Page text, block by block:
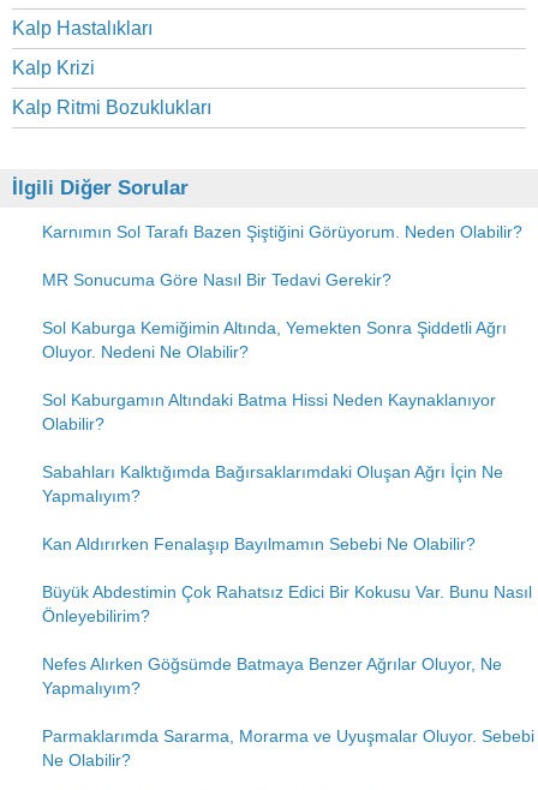
Kalp Hastalıkları
Kalp Krizi
Kalp Ritmi Bozuklukları
İlgili Diğer Sorular
Karnımın Sol Tarafı Bazen Şiştiğini Görüyorum. Neden Olabilir?
MR Sonucuma Göre Nasıl Bir Tedavi Gerekir?
Sol Kaburga Kemiğimin Altında, Yemekten Sonra Şiddetli Ağrı
Oluyor. Nedeni Ne Olabilir?
Sol Kaburgamın Altındaki Batma Hissi Neden Kaynaklanıyor
Olabilir?
Sabahları Kalktığımda Bağırsaklarımdaki Oluşan Ağrı İçin Ne
Yapmalıyım?
Kan Aldırırken Fenalaşıp Bayılmamın Sebebi Ne Olabilir?
Büyük Abdestimin Çok Rahatsız Edici Bir Kokusu Var. Bunu Nasıl
Önleyebilirim?
Nefes Alırken Göğsümde Batmaya Benzer Ağrılar Oluyor, Ne
Yapmalıyım?
Parmaklarımda Sararma, Morarma ve Uyuşmalar Oluyor. Sebebi
Ne Olabilir?